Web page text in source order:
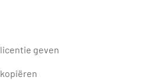
geven